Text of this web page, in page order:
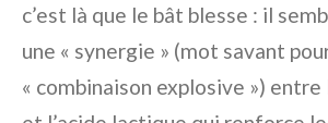
c’est là que le bât blesse : il
une « synergie » (mot savant
« combinaison explosive »)